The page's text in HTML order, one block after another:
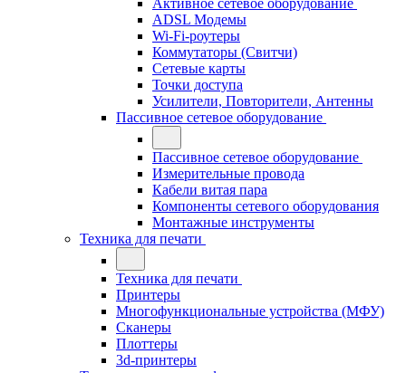
Активное сетевое оборудование
ADSL Модемы
Wi-Fi-роутеры
Коммутаторы (Свитчи)
Сетевые карты
Точки доступа
Усилители, Повторители, Антенны
Пассивное сетевое оборудование
Пассивное сетевое оборудование
Измерительные провода
Кабели витая пара
Компоненты сетевого оборудования
Монтажные инструменты
Техника для печати
Техника для печати
Принтеры
Многофункциональные устройства (МФУ)
Сканеры
Плоттеры
3d-принтеры